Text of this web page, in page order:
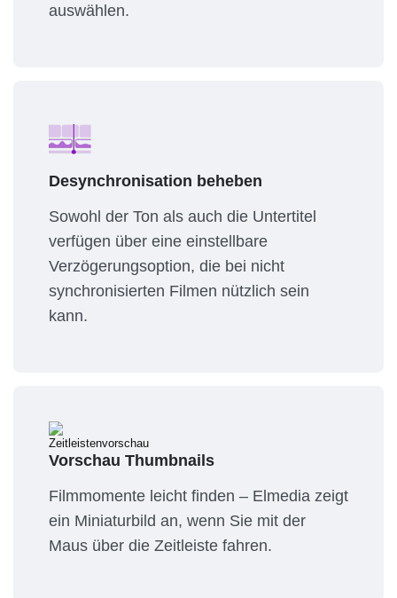
auswählen.
Desynchronisation beheben
Sowohl der Ton als auch die Untertitel
verfügen über eine einstellbare
Verzögerungsoption, die bei nicht
synchronisierten Filmen nützlich sein
kann.
Vorschau Thumbnails
Filmmomente leicht finden – Elmedia zeigt
ein Miniaturbild an, wenn Sie mit der
Maus über die Zeitleiste fahren.